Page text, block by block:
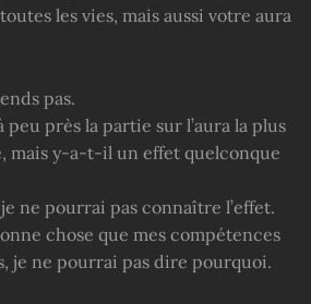
les vies, mais aussi votre aura
pas.
peu près la partie sur l’aura la plus
mais y-a-t-il un effet quelconque
ne pourrai pas connaître l’effet.
chose que mes compétences
je ne pourrai pas dire pourquoi.